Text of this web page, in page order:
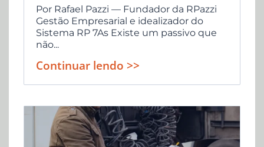
Por Rafael Pazzi — Fundador da RPazzi
Gestão Empresarial e idealizador do
Sistema RP 7As Existe um passivo que
não...
Continuar lendo >>